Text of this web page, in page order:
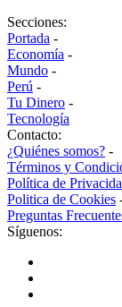
Secciones:
Portada -
Economía -
Mundo -
Perú -
Tu Dinero -
Tecnología
Contacto:
¿Quiénes somos? -
Términos y
Política de
Politica de Cookies
Preguntas
Síguenos: